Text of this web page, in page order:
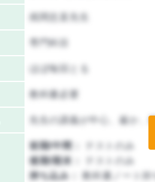
専門科目
ほぼ毎回とる
教科書必要
先生の講義が中心、厳か、
前期/中間：
テストのみ
後期/期末：
テストのみ
持ち込み：
教科書ノート持